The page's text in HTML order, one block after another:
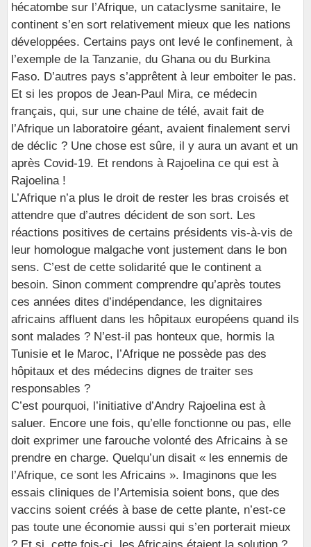
hécatombe sur l’Afrique, un cataclysme sanitaire, le
continent s’en sort relativement mieux que les nations
développées. Certains pays ont levé le confinement, à
l’exemple de la Tanzanie, du Ghana ou du Burkina
Faso. D’autres pays s’apprêtent à leur emboiter le pas.
Et si les propos de Jean-Paul Mira, ce médecin
français, qui, sur une chaine de télé, avait fait de
l’Afrique un laboratoire géant, avaient finalement servi
de déclic ? Une chose est sûre, il y aura un avant et un
après Covid-19. Et rendons à Rajoelina ce qui est à
Rajoelina !
L’Afrique n’a plus le droit de rester les bras croisés et
attendre que d’autres décident de son sort. Les
réactions positives de certains présidents vis-à-vis de
leur homologue malgache vont justement dans le bon
sens. C’est de cette solidarité que le continent a
besoin. Sinon comment comprendre qu’après toutes
ces années dites d’indépendance, les dignitaires
africains affluent dans les hôpitaux européens quand ils
sont malades ? N’est-il pas honteux que, hormis la
Tunisie et le Maroc, l’Afrique ne possède pas des
hôpitaux et des médecins dignes de traiter ses
responsables ?
C’est pourquoi, l’initiative d’Andry Rajoelina est à
saluer. Encore une fois, qu’elle fonctionne ou pas, elle
doit exprimer une farouche volonté des Africains à se
prendre en charge. Quelqu’un disait « les ennemis de
l’Afrique, ce sont les Africains ». Imaginons que les
essais cliniques de l’Artemisia soient bons, que des
vaccins soient créés à base de cette plante, n’est-ce
pas toute une économie aussi qui s’en porterait mieux